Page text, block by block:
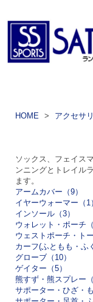
HOME アクセサ
ソックス、フェイス
ンニングとトレイル
ます。
アームカバー（9）
イヤーウォーマー（1
インソール（3）
ウォレット・ポーチ（
ウェストポーチ・ト
カーフ(ふともも・ふ
グローブ（10）
ゲイター（5）
熊すず・熊スプレー（
サポーター・ひざ・も